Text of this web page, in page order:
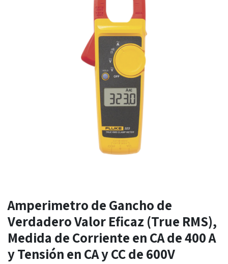
Amperimetro de Gancho de
Verdadero Valor Eficaz (True RMS),
Medida de Corriente en CA de 400 A
y Tensión en CA y CC de 600V